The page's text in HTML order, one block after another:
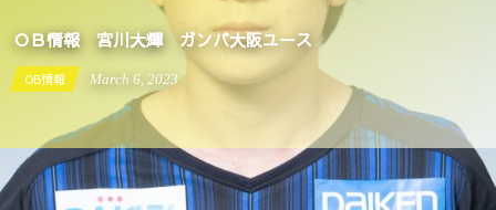
ＯＢ情報 宮川大輝 ガンバ大阪ユース
OB情報 March 6, 2023